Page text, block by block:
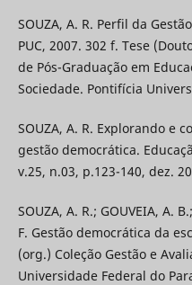
SOUZA, A. R. Perfil da
PUC, 2007. 302 f. Tese
de Pós-Graduação em
Sociedade. Pontifícia
SOUZA, A. R. Explorando e
gestão democrática.
v.25, n.03, p.123-140, dez.
SOUZA, A. R.; GOUVEIA, A.
F. Gestão democrática da
(org.) Coleção Gestão e
Universidade Federal do